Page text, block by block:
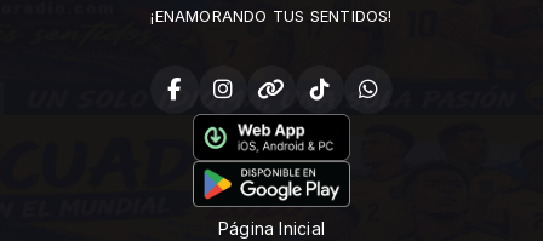
¡ENAMORANDO TUS SENTIDOS!
Página Inicial